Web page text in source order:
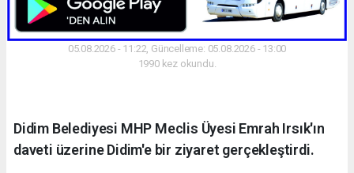
05.08.2026 - 11:22, Güncelleme: 05.08.2026 - 13:00
1990 kez okundu.
Didim Belediyesi MHP Meclis Üyesi Emrah Irsık'ın
daveti üzerine Didim'e bir ziyaret gerçekleştirdi.